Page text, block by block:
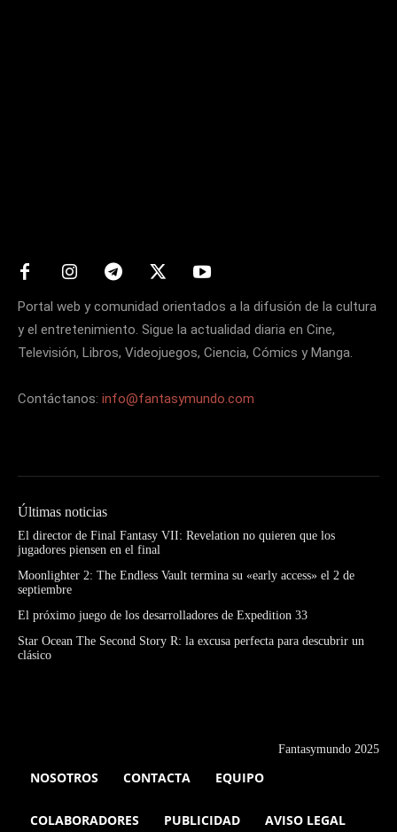
Portal web y comunidad orientados a la difusión de la cultura
y el entretenimiento. Sigue la actualidad diaria en Cine,
Televisión, Libros, Videojuegos, Ciencia, Cómics y Manga.
Contáctanos: info@fantasymundo.com
Últimas noticias
El director de Final Fantasy VII: Revelation no quieren que los
jugadores piensen en el final
Moonlighter 2: The Endless Vault termina su «early access» el 2 de
septiembre
El próximo juego de los desarrolladores de Expedition 33
Star Ocean The Second Story R: la excusa perfecta para descubrir un
clásico
Fantasymundo 2025
NOSOTROS CONTACTA EQUIPO
COLABORADORES PUBLICIDAD AVISO LEGAL